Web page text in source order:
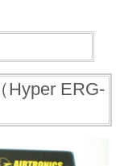
Hyper ERG-